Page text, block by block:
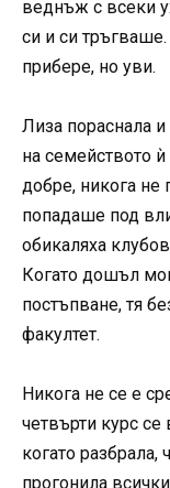
веднъж с всеки
си и си
прибере, но уви.
Лиза пораснала
на семейството
добре, никога не
попадаше под
обикаляха
Когато дошъл
постъпване, тя
факултет.
Никога не се е
четвърти курс
когато разбрала,
прогонила